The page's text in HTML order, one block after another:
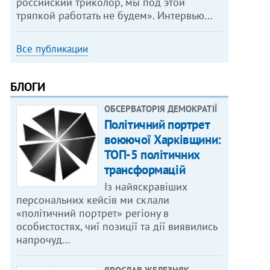
тряпкой работать не будем». Интервью…
Все публикации
БЛОГИ
ОБСЕРВАТОРІЯ ДЕМОКРАТІЇ
Політичний портрет
воюючої Харківщини:
ТОП-5 політичних
трансформацій
Із найяскравіших
персональних кейсів ми склали
«політичний портрет» регіону в
особистостях, чиї позиції та дії виявились
напрочуд…